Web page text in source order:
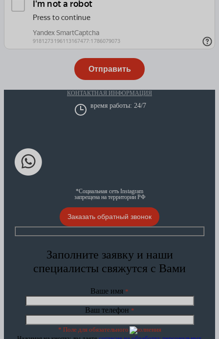
КОНТАКТНАЯ ИНФОРМАЦИЯ
время работы: 24/7
*Социальная сеть Instagram
запрещена на территории РФ
Заказать обратный звонок
Заполните заявку и наши
специалисты свяжутся с Вами
Ваше имя *
Ваш телефон *
* Поле для обязательного заполнения